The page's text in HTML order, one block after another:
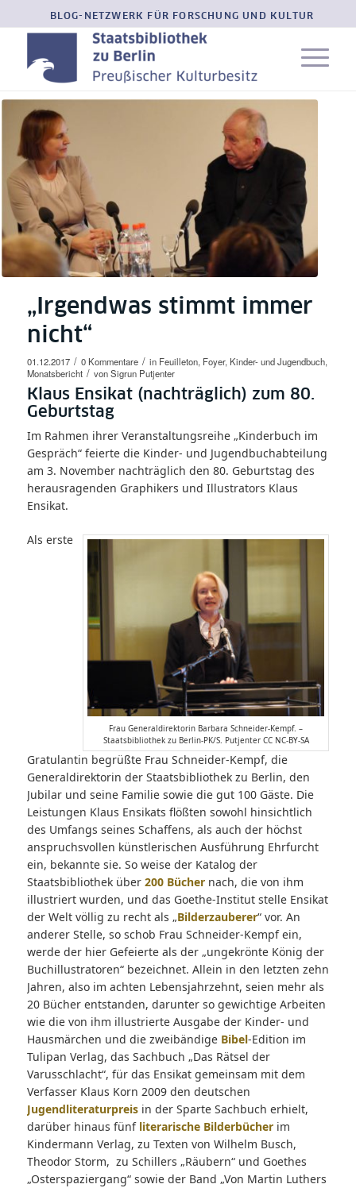
BLOG-NETZWERK FÜR FORSCHUNG UND KULTUR
„Irgendwas stimmt immer
nicht“
01.12.2017 / 0 Kommentare / in Feuilleton, Foyer, Kinder- und Jugendbuch,
Monatsbericht / vonSigrun Putjenter
Klaus Ensikat (nachträglich) zum 80.
Geburtstag
Im Rahmen ihrer Veranstaltungsreihe „Kinderbuch im
Gespräch“ feierte die Kinder- und Jugendbuchabteilung
am 3. November nachträglich den 80. Geburtstag des
herausragenden Graphikers und Illustrators Klaus
Ensikat.
Frau Generaldirektorin Barbara Schneider-Kempf. –
Staatsbibliothek zu Berlin-PK/S. Putjenter CC NC-BY-SA
Als erste
Gratulantin begrüßte Frau Schneider-Kempf, die
Generaldirektorin der Staatsbibliothek zu Berlin, den
Jubilar und seine Familie sowie die gut 100 Gäste. Die
Leistungen Klaus Ensikats flößten sowohl hinsichtlich
des Umfangs seines Schaffens, als auch der höchst
anspruchsvollen künstlerischen Ausführung Ehrfurcht
ein, bekannte sie. So weise der Katalog der
Staatsbibliothek über 200 Büchernach, die von ihm
illustriert wurden, und das Goethe-Institut stelle Ensikat
der Welt völlig zu recht als „Bilderzauberer“ vor. An
anderer Stelle, so schob Frau Schneider-Kempf ein,
werde der hier Gefeierte als der „ungekrönte König der
Buchillustratoren“ bezeichnet. Allein in den letzten zehn
Jahren, also im achten Lebensjahrzehnt, seien mehr als
20 Bücher entstanden, darunter so gewichtige Arbeiten
wie die von ihm illustrierte Ausgabe der Kinder- und
Hausmärchen und die zweibändige Bibel-Edition im
Tulipan Verlag, das Sachbuch „Das Rätsel der
Varusschlacht“, für das Ensikat gemeinsam mit dem
Verfasser Klaus Korn 2009 den deutschen
Jugendliteraturpreisin der Sparte Sachbuch erhielt,
darüber hinaus fünf literarische Bilderbücherim
Kindermann Verlag, zu Texten von Wilhelm Busch,
Theodor Storm, zu Schillers „Räubern“ und Goethes
„Osterspaziergang“ sowie der Band „Von Martin Luthers